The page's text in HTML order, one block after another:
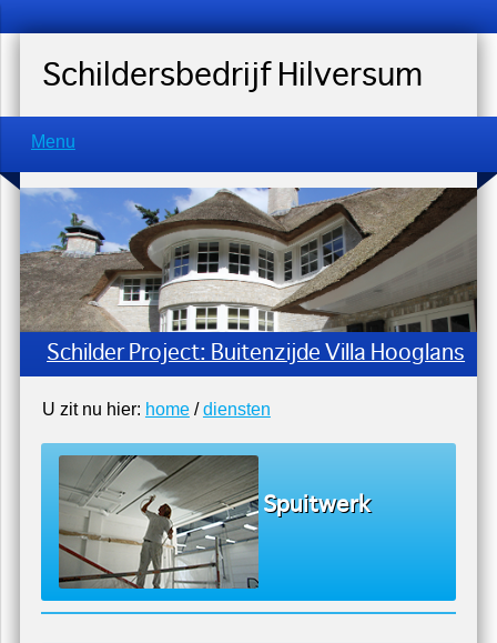
Schildersbedrijf Hilversum
Menu
Schilder Project: Buitenzijde Villa Hooglans
U zit nu hier: home/diensten
Spuitwerk